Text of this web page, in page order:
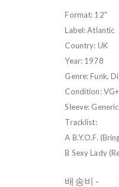
Format: 12"
Label: Atlantic
Country: UK
Year: 1978
Genre: Funk,
Condition: VG+
Sleeve: Generic
Tracklist:
A B.Y.O.F.
B Sexy Lady
배송비 -